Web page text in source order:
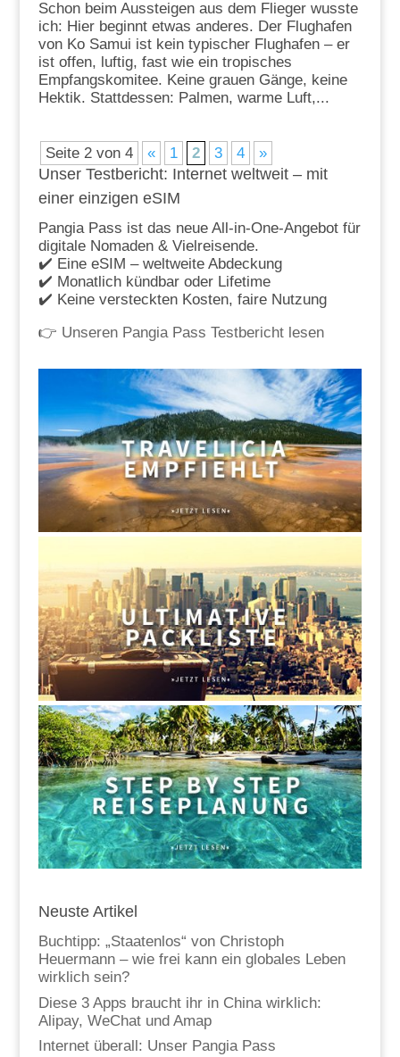
Schon beim Aussteigen aus dem Flieger wusste
ich: Hier beginnt etwas anderes. Der Flughafen
von Ko Samui ist kein typischer Flughafen – er
ist offen, luftig, fast wie ein tropisches
Empfangskomitee. Keine grauen Gänge, keine
Hektik. Stattdessen: Palmen, warme Luft,...
Seite 2 von 4 « 1 2 3 4 »
Unser Testbericht: Internet weltweit – mit
einer einzigen eSIM
Pangia Pass ist das neue All-in-One-Angebot für
digitale Nomaden & Vielreisende.
✔️ Eine eSIM – weltweite Abdeckung
✔️ Monatlich kündbar oder Lifetime
✔️ Keine versteckten Kosten, faire Nutzung
👉 Unseren Pangia Pass Testbericht lesen
Neuste Artikel
Buchtipp: „Staatenlos“ von Christoph
Heuermann – wie frei kann ein globales Leben
wirklich sein?
Diese 3 Apps braucht ihr in China wirklich:
Alipay, WeChat und Amap
Internet überall: Unser Pangia Pass